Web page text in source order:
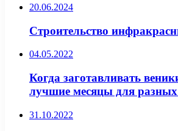
20.06.2024
Строительство
04.05.2022
Когда заготавливать
лучшие месяцы для
31.10.2022